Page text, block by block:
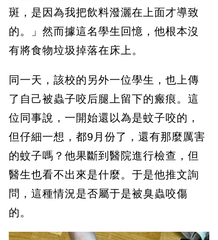
斑，是因為我把飲料潑灑在上面才導致
的。」然而據這名學生回憶，他根本沒
有將食物垃圾掉落在床上。
同一天，該校的另外一位學生，也上傳
了自己被蟲子咬后腿上留下的瘢痕。這
位同事說，一開始還以為是蚊子咬的，
但仔細一想，都9月份了，還有那麼厲害
的蚊子嗎？他果斷到醫院進行檢查，但
醫生也看不出來是什麼。于是他推文詢
問，這種情況是否屬于是被臭蟲咬傷
的。